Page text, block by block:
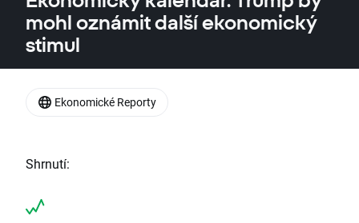
mohl oznámit další ekonomický
stimul
Shrnutí:
Ekonomické Reporty